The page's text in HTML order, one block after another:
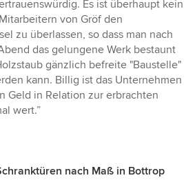
Es ist überhaupt kein
von Gröf den
zu überlassen, so dass man nach
das gelungene Werk bestaunt
gänzlich befreite "Baustelle"
kann. Billig ist das Unternehmen
Geld in Relation zur erbrachten
wert.”
nach Maß in Bottrop